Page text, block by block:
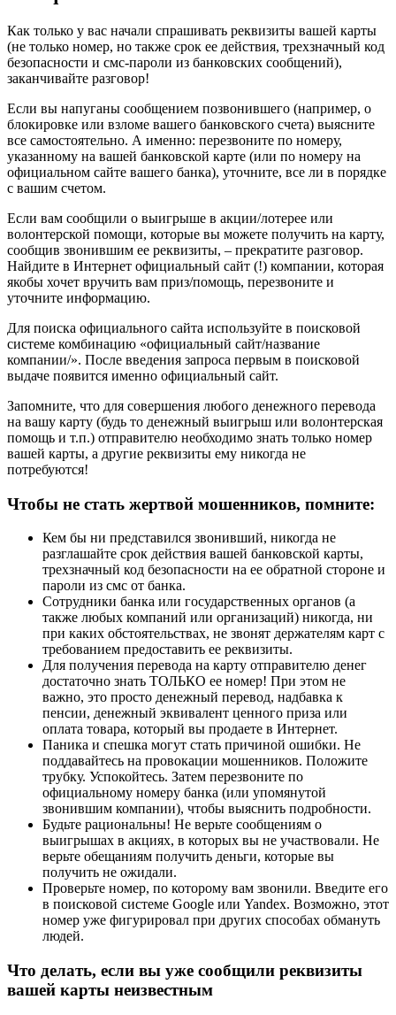
Как только у вас начали спрашивать реквизиты вашей карты
(не только номер, но также срок ее действия, трехзначный код
безопасности и смс-пароли из банковских сообщений),
заканчивайте разговор!
Если вы напуганы сообщением позвонившего (например, о
блокировке или взломе вашего банковского счета) выясните
все самостоятельно. А именно: перезвоните по номеру,
указанному на вашей банковской карте (или по номеру на
официальном сайте вашего банка), уточните, все ли в порядке
с вашим счетом.
Если вам сообщили о выигрыше в акции/лотерее или
волонтерской помощи, которые вы можете получить на карту,
сообщив звонившим ее реквизиты, – прекратите разговор.
Найдите в Интернет официальный сайт (!) компании, которая
якобы хочет вручить вам приз/помощь, перезвоните и
уточните информацию.
Для поиска официального сайта используйте в поисковой
системе комбинацию «официальный сайт/название
компании/». После введения запроса первым в поисковой
выдаче появится именно официальный сайт.
Запомните, что для совершения любого денежного перевода
на вашу карту (будь то денежный выигрыш или волонтерская
помощь и т.п.) отправителю необходимо знать только номер
вашей карты, а другие реквизиты ему никогда не
потребуются!
Чтобы не стать жертвой мошенников, помните:
Кем бы ни представился звонивший, никогда не
разглашайте срок действия вашей банковской карты,
трехзначный код безопасности на ее обратной стороне и
пароли из смс от банка.
Сотрудники банка или государственных органов (а
также любых компаний или организаций) никогда, ни
при каких обстоятельствах, не звонят держателям карт с
требованием предоставить ее реквизиты.
Для получения перевода на карту отправителю денег
достаточно знать ТОЛЬКО ее номер! При этом не
важно, это просто денежный перевод, надбавка к
пенсии, денежный эквивалент ценного приза или
оплата товара, который вы продаете в Интернет.
Паника и спешка могут стать причиной ошибки. Не
поддавайтесь на провокации мошенников. Положите
трубку. Успокойтесь. Затем перезвоните по
официальному номеру банка (или упомянутой
звонившим компании), чтобы выяснить подробности.
Будьте рациональны! Не верьте сообщениям о
выигрышах в акциях, в которых вы не участвовали. Не
верьте обещаниям получить деньги, которые вы
получить не ожидали.
Проверьте номер, по которому вам звонили. Введите его
в поисковой системе Google или Yandex. Возможно, этот
номер уже фигурировал при других способах обмануть
людей.
Что делать, если вы уже сообщили реквизиты
вашей карты неизвестным